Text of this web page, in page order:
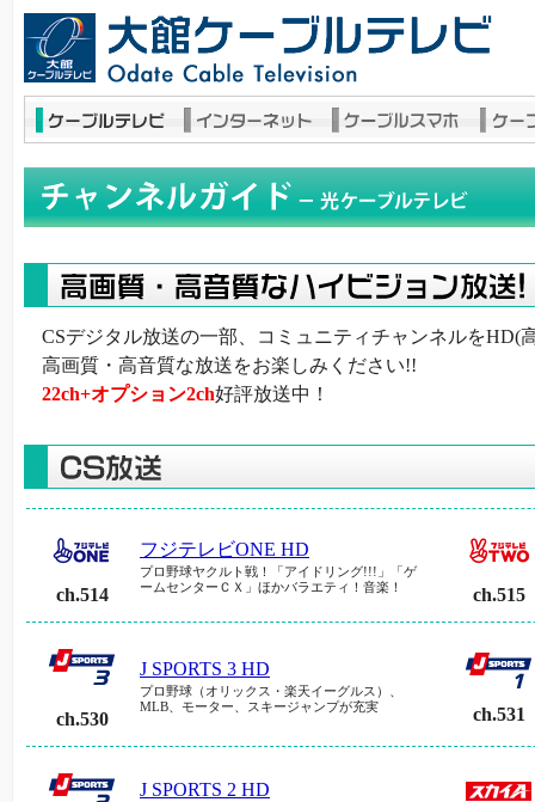
CSデジタル放送の一部、コミュニティチャンネルをHD(
高画質・高音質な放送をお楽しみください!!
22ch+オプション2ch好評放送中！
ch.514
フジテレビONE HD
プロ野球ヤクルト戦！「アイドリング!!!」「ゲ
ームセンターＣＸ」ほかバラエティ！音楽！
ch.515
ch.530
J SPORTS 3 HD
プロ野球（オリックス・楽天イーグルス）、
MLB、モーター、スキージャンプが充実
ch.531
J SPORTS 2 HD